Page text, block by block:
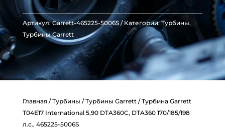
Артикул:Garrett-465225-5006S Категории:Турбины,
Турбины Garrett
Главная/Турбины /Турбины Garrett/ Турбина Garrett
T04E17 International 5,90 DTA360C, DTA360 170/185/198
л.с., 465225-5006S